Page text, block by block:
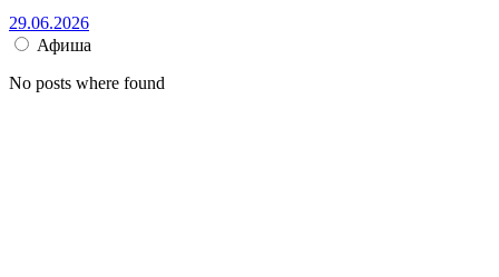
29.06.2026
Афиша
No posts where found